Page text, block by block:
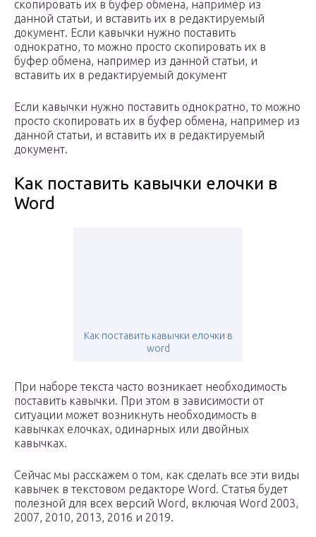
скопировать их в буфер обмена, например из
данной статьи, и вставить их в редактируемый
документ. Если кавычки нужно поставить
однократно, то можно просто скопировать их в
буфер обмена, например из данной статьи, и
вставить их в редактируемый документ
Если кавычки нужно поставить однократно, то можно
просто скопировать их в буфер обмена, например из
данной статьи, и вставить их в редактируемый
документ.
Как поставить кавычки елочки в
Word
Как поставить кавычки елочки в
word
При наборе текста часто возникает необходимость
поставить кавычки. При этом в зависимости от
ситуации может возникнуть необходимость в
кавычках елочках, одинарных или двойных
кавычках.
Сейчас мы расскажем о том, как сделать все эти виды
кавычек в текстовом редакторе Word. Статья будет
полезной для всех версий Word, включая Word 2003,
2007, 2010, 2013, 2016 и 2019.